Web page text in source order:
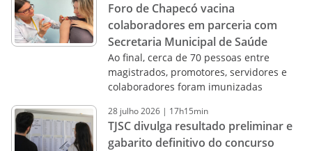
Foro de Chapecó vacina
colaboradores em parceria com
Secretaria Municipal de Saúde
Ao final, cerca de 70 pessoas entre
magistrados, promotores, servidores e
colaboradores foram imunizadas
28 julho2026 | 17h15min
TJSC divulga resultado preliminar e
gabarito definitivo do concurso